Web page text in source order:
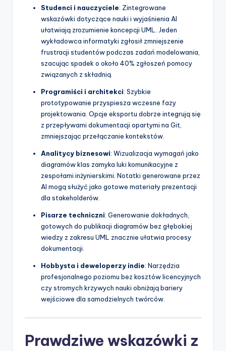
Studenci i nauczyciele: Zintegrowane
wskazówki dotyczące nauki i wyjaśnienia AI
ułatwiają zrozumienie koncepcji UML. Jeden
wykładowca informatyki zgłosił zmniejszenie
frustracji studentów podczas zadań modelowania,
szacując spadek o około 40% zgłoszeń pomocy
związanych z składnią.
Programiści i architekci: Szybkie
prototypowanie przyspiesza wczesne fazy
projektowania. Opcje eksportu dobrze integrują się
z przepływami dokumentacji opartymi na Git,
zmniejszając przełączanie kontekstów.
Analitycy biznesowi: Wizualizacja wymagań jako
diagramów klas zamyka luki komunikacyjne z
zespołami inżynierskimi. Notatki generowane przez
AI mogą służyć jako gotowe materiały prezentacji
dla stakeholderów.
Pisarze techniczni: Generowanie dokładnych,
gotowych do publikacji diagramów bez głębokiej
wiedzy z zakresu UML znacznie ułatwia procesy
dokumentacji.
Hobbysta i deweloperzy indie: Narzędzia
profesjonalnego poziomu bez kosztów licencyjnych
czy stromych krzywych nauki obniżają bariery
wejściowe dla samodzielnych twórców.
Prawdziwe wskazówki z